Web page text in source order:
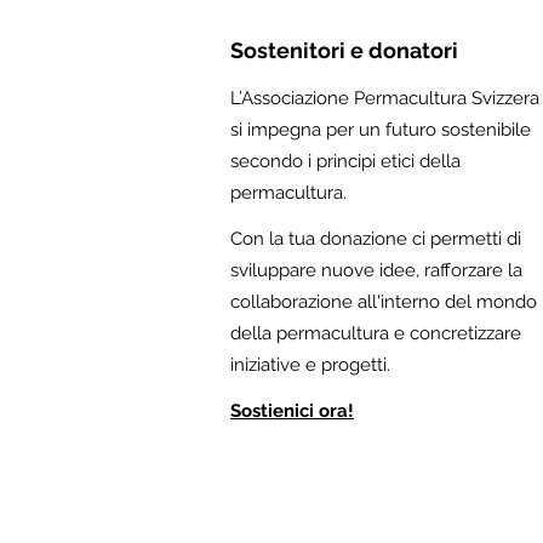
Sostenitori e donatori
L’Associazione Permacultura Svizzera
si impegna per un futuro sostenibile
secondo i principi etici della
permacultura.
Con la tua donazione ci permetti di
sviluppare nuove idee, rafforzare la
collaborazione all'interno del mondo
della permacultura e concretizzare
iniziative e progetti.
Sostienici ora!